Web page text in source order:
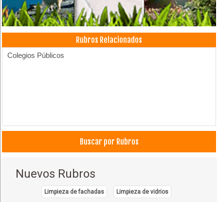
Rubros Relacionados
Colegios Públicos
Buscar por Rubros
Nuevos Rubros
Limpieza de fachadas Limpieza de vidrios